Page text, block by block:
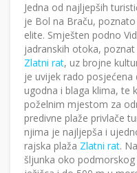
Jedna od najljepših
je Bol na Braču,
elite. Smješten podno
jadranskih otoka,
Zlatni rat, uz brojne
je uvijek rado
ugodna i blaga klima, te
poželnim mjestom za
predivne plaže privlače
njima je najljepša i
rajska plaža Zlatni rat.
šljunka oko